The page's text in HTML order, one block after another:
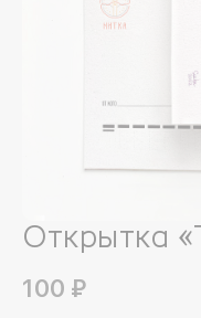
Открытка
100 ₽